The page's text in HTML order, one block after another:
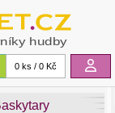
0 ks / 0 Kč